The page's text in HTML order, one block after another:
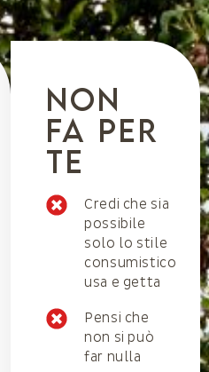
NOn
fa per
te
Credi che sia
possibile
solo lo stile
consumistico
usa e getta
Pensi che
non si può
far nulla